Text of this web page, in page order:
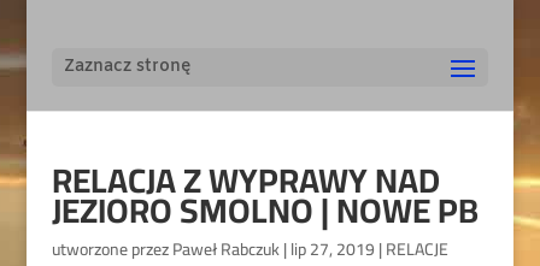
Zaznacz stronę
RELACJA Z WYPRAWY NAD
JEZIORO SMOLNO | NOWE PB
utworzone przezPaweł Rabczuk|lip 27, 2019|RELACJE